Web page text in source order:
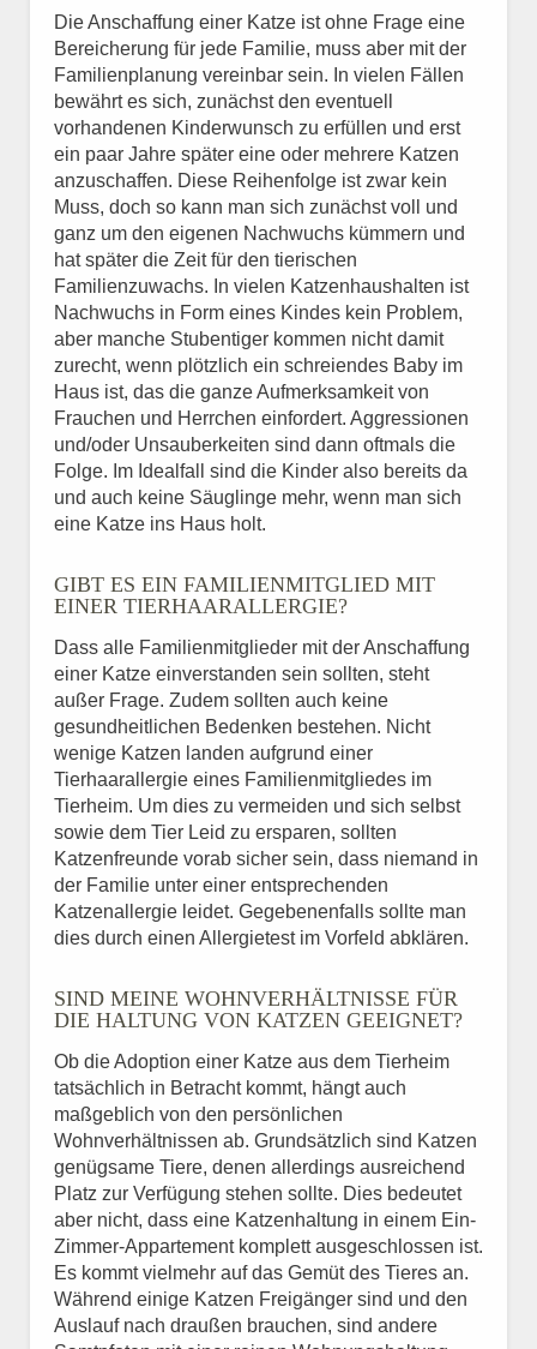
Die Anschaffung einer Katze ist ohne Frage eine
Bereicherung für jede Familie, muss aber mit der
Familienplanung vereinbar sein. In vielen Fällen
bewährt es sich, zunächst den eventuell
vorhandenen Kinderwunsch zu erfüllen und erst
ein paar Jahre später eine oder mehrere Katzen
anzuschaffen. Diese Reihenfolge ist zwar kein
Muss, doch so kann man sich zunächst voll und
ganz um den eigenen Nachwuchs kümmern und
hat später die Zeit für den tierischen
Familienzuwachs. In vielen Katzenhaushalten ist
Nachwuchs in Form eines Kindes kein Problem,
aber manche Stubentiger kommen nicht damit
zurecht, wenn plötzlich ein schreiendes Baby im
Haus ist, das die ganze Aufmerksamkeit von
Frauchen und Herrchen einfordert. Aggressionen
und/oder Unsauberkeiten sind dann oftmals die
Folge. Im Idealfall sind die Kinder also bereits da
und auch keine Säuglinge mehr, wenn man sich
eine Katze ins Haus holt.
GIBT ES EIN FAMILIENMITGLIED MIT
EINER TIERHAARALLERGIE?
Dass alle Familienmitglieder mit der Anschaffung
einer Katze einverstanden sein sollten, steht
außer Frage. Zudem sollten auch keine
gesundheitlichen Bedenken bestehen. Nicht
wenige Katzen landen aufgrund einer
Tierhaarallergie eines Familienmitgliedes im
Tierheim. Um dies zu vermeiden und sich selbst
sowie dem Tier Leid zu ersparen, sollten
Katzenfreunde vorab sicher sein, dass niemand in
der Familie unter einer entsprechenden
Katzenallergie leidet. Gegebenenfalls sollte man
dies durch einen Allergietest im Vorfeld abklären.
SIND MEINE WOHNVERHÄLTNISSE FÜR
DIE HALTUNG VON KATZEN GEEIGNET?
Ob die Adoption einer Katze aus dem Tierheim
tatsächlich in Betracht kommt, hängt auch
maßgeblich von den persönlichen
Wohnverhältnissen ab. Grundsätzlich sind Katzen
genügsame Tiere, denen allerdings ausreichend
Platz zur Verfügung stehen sollte. Dies bedeutet
aber nicht, dass eine Katzenhaltung in einem Ein-
Zimmer-Appartement komplett ausgeschlossen ist.
Es kommt vielmehr auf das Gemüt des Tieres an.
Während einige Katzen Freigänger sind und den
Auslauf nach draußen brauchen, sind andere